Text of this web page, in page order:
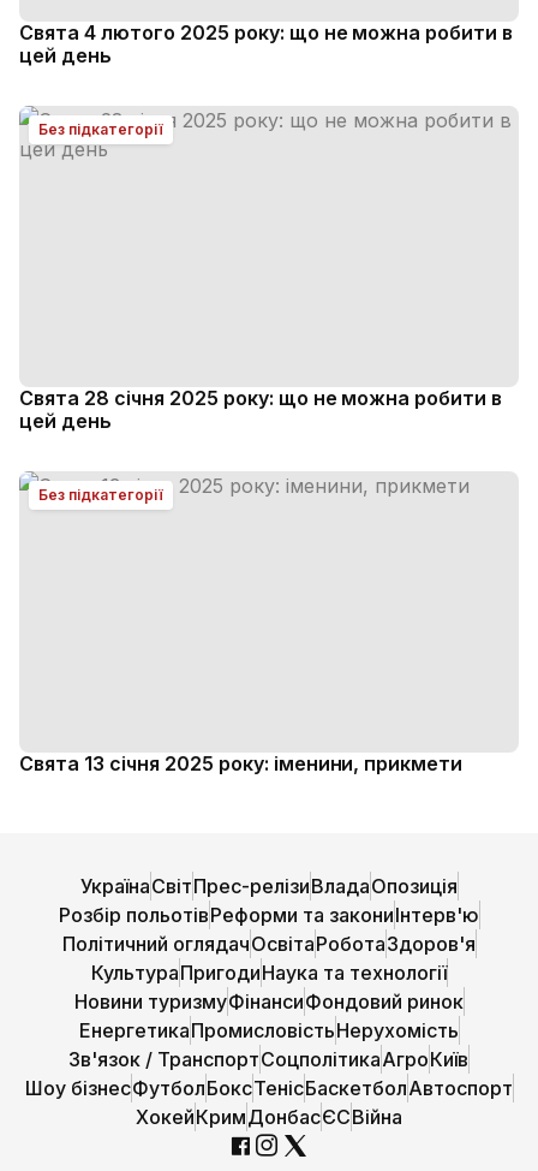
Свята 4 лютого 2025 року: що не можна робити в
цей день
Без підкатегорії
Свята 28 січня 2025 року: що не можна робити в
цей день
Без підкатегорії
Свята 13 січня 2025 року: іменини, прикмети
УкраїнаСвітПрес-релізиВладаОпозиція
Розбір польотівРеформи та закониІнтерв'ю
Політичний оглядачОсвітаРоботаЗдоров'я
КультураПригодиНаука та технології
Новини туризмуФінансиФондовий ринок
ЕнергетикаПромисловістьНерухомість
Зв'язок / ТранспортСоцполітикаАгроКиїв
Шоу бізнесФутболБоксТенісБаскетболАвтоспорт
ХокейКримДонбасЄСВійна